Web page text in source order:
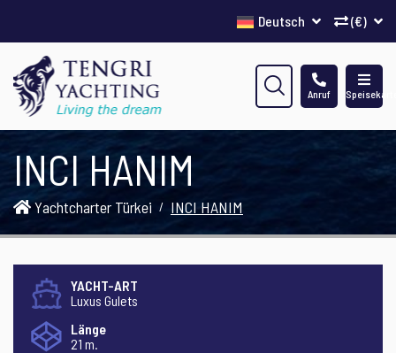
(€)
Deutsch
Anruf
INCI HANIM
Yachtcharter Türkei INCI HANIM
YACHT-ART
Luxus Gulets
Länge
21 m.